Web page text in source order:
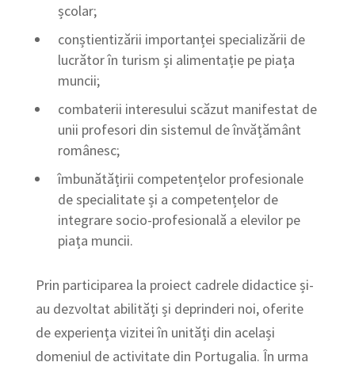
școlar;
conștientizării importanței specializării de
lucrător în turism și alimentație pe piața
muncii;
combaterii interesului scăzut manifestat de
unii profesori din sistemul de învățământ
românesc;
îmbunătățirii competențelor profesionale
de specialitate și a competențelor de
integrare socio-profesională a elevilor pe
piața muncii.
Prin participarea la proiect cadrele didactice și-
au dezvoltat abilități și deprinderi noi, oferite
de experiența vizitei în unități din același
domeniul de activitate din Portugalia. În urma